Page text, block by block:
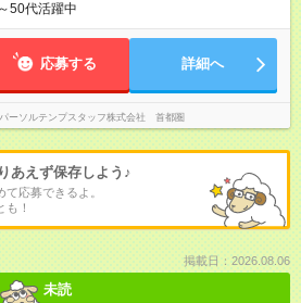
50代活躍中
応募する 詳細へ
パーソルテンプスタッフ株式会社 首都圏
あえず保存しよう♪
応募できるよ。
！
掲載日：2026.08.06
未読